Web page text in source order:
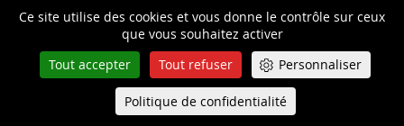
Ce site utilise des cookies et vous donne le contrôle sur ceux
que vous souhaitez activer
Tout accepter
Tout refuser Personnaliser
Politique de confidentialité
5 du code du travail ;
Alors, d'autre part, que les juges du fond doivent interpréter
les conventions qui leur sont soumises lorsque l'écrit est
obscur et qu'il est susceptible de plusieurs sens ; que, dans
cette situation, le contrat s'interprète d'après la commune
Queue-Fair